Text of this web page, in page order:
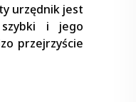
urzędnik jest
i jego
przejrzyście